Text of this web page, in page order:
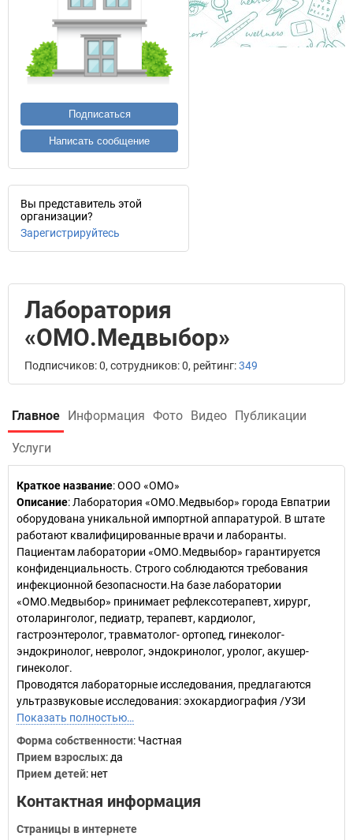
Подписаться
Написать сообщение
Вы представитель этой
организации?
Зарегистрируйтесь
Лаборатория
«ОМО.Медвыбор»
Подписчиков: 0, сотрудников: 0, рейтинг:349
Главное Информация Фото Видео Публикации
Услуги
Краткое название:ООО «ОMO»
Описание: Лаборатория «ОМО.Медвыбор» города Евпатрии
оборудована уникальной импортной аппаратурой. В штате
работают квалифицированные врачи и лаборанты.
Пациентам лаборатории «ОМО.Медвыбор» гарантируется
конфиденциальность. Строго соблюдаются требования
инфекционной безопасности.На базе лаборатории
«ОМО.Медвыбор» принимает рефлексотерапевт, хирург,
отоларинголог, педиатр, терапевт, кардиолог,
гастроэнтеролог, травматолог- ортопед, гинеколог-
эндокринолог, невролог, эндокринолог, уролог, акушер-
гинеколог.
Проводятся лабораторные исследования, предлагаются
ультразвуковые исследования: эхокардиография /УЗИ
Показать полностью…
Форма собственности: Частная
Прием взрослых: да
Прием детей: нет
Контактная информация
Страницы в интернете